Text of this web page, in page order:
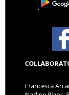
Francesca